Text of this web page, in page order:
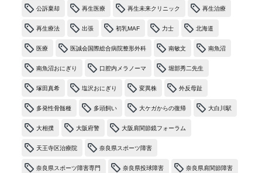
公訴棄却 再生医療 再生未来クリニック 再生治療
再生療法 出張 初乳MAF 力士 北海道
医療 医誠会国際総合病院整形外科 南敏文 南魚沼
南魚沼おにぎり 口腔内メラノーマ 堀部秀二先生
塚田真希 塩沢おにぎり 変異株 外反母趾
多発性骨髄種 多頭飼い 大ケガからの復帰 大白川駅
大相撲 大阪府警 大阪肩関節鏡フォーラム
天王寺区治療院 奈良県スポーツ障害
奈良県スポーツ障害専門 奈良県投球障害 奈良県肩関節障害